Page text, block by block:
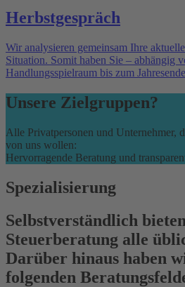
Herbstgespräch
Wir analysieren gemeinsam Ihre
Situation. Somit haben Sie – abhängig
Handlungsspielraum bis zum
Unsere Zielgruppen?
Alle Privatpersonen und Unternehmer,
von uns wollen:
Hervorragende Beratung und
Spezialisierung
Selbstverständlich
Steuerberatung alle
Darüber hinaus haben
folgenden